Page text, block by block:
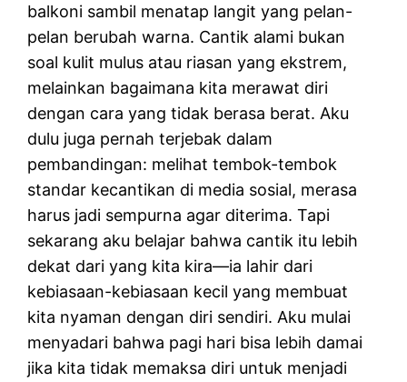
balkoni sambil menatap langit yang pelan-
pelan berubah warna. Cantik alami bukan
soal kulit mulus atau riasan yang ekstrem,
melainkan bagaimana kita merawat diri
dengan cara yang tidak berasa berat. Aku
dulu juga pernah terjebak dalam
pembandingan: melihat tembok-tembok
standar kecantikan di media sosial, merasa
harus jadi sempurna agar diterima. Tapi
sekarang aku belajar bahwa cantik itu lebih
dekat dari yang kita kira—ia lahir dari
kebiasaan-kebiasaan kecil yang membuat
kita nyaman dengan diri sendiri. Aku mulai
menyadari bahwa pagi hari bisa lebih damai
jika kita tidak memaksa diri untuk menjadi